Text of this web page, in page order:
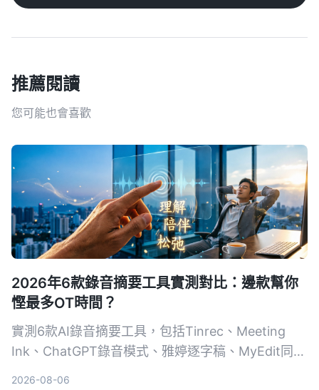
推薦閱讀
您可能也會喜歡
2026年6款錄音摘要工具實測對比：邊款幫你
慳最多OT時間？
實測6款AI錄音摘要工具，包括Tinrec、Meeting
Ink、ChatGPT錄音模式、雅婷逐字稿、MyEdit同
2026-08-06